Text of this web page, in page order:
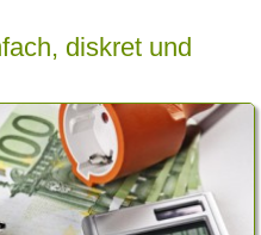
diskret und